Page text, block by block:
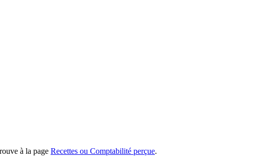
à la page Recettes ou Comptabilité perçue.